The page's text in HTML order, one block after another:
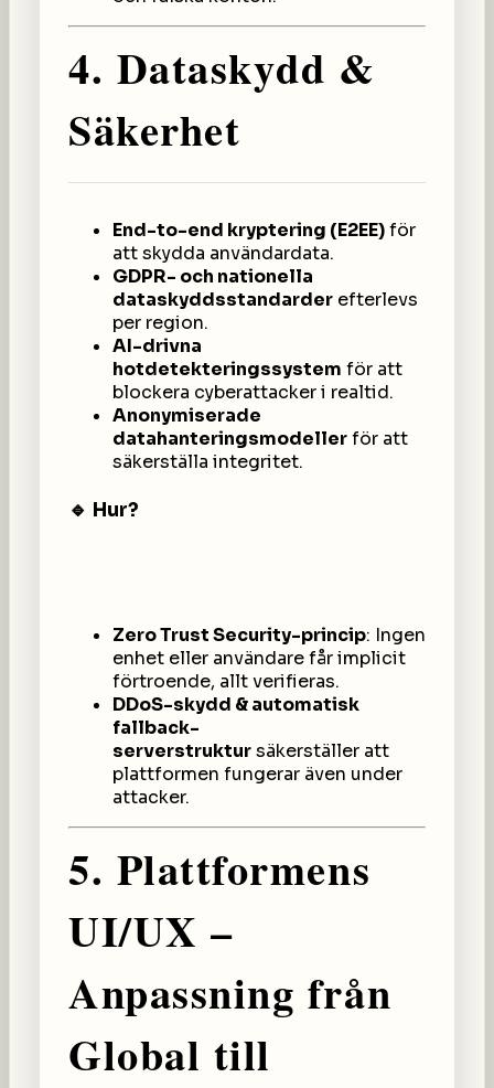
4. Dataskydd &
Säkerhet
End-to-end kryptering (E2EE)för
att skydda användardata.
GDPR- och nationella
dataskyddsstandarder efterlevs
per region.
AI-drivna
hotdetekteringssystem för att
blockera cyberattacker i realtid.
Anonymiserade
datahanteringsmodellerför att
säkerställa integritet.
🔹 Hur?
Zero Trust Security-princip: Ingen
enhet eller användare får implicit
förtroende, allt verifieras.
DDoS-skydd & automatisk
fallback-
serverstruktursäkerställer att
plattformen fungerar även under
attacker.
5. Plattformens
UI/UX –
Anpassning från
Global till